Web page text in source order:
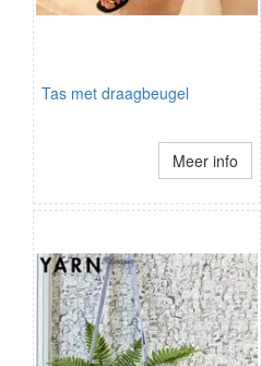
Tas met draagbeugel
Meer info